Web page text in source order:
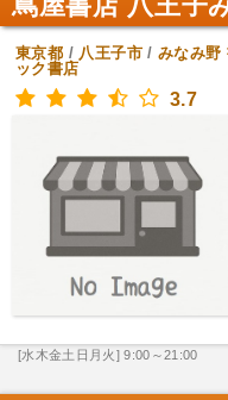
東京都 / 八王子市/みなみ野
ック書店
3.7
[水木金土日月火] 9:00～21:00